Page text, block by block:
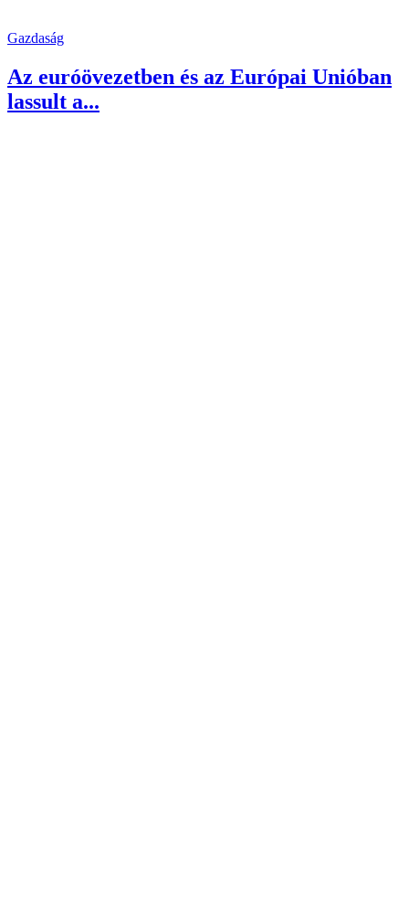
Gazdaság
Az euróövezetben és az Európai Unióban
lassult a...